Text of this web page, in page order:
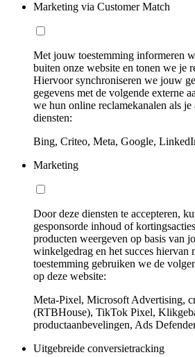
Marketing via Customer Match
Met jouw toestemming informeren
buiten onze website en tonen we je
Hiervoor synchroniseren we jouw
gegevens met de volgende externe
we hun online reclamekanalen als
diensten:
Bing, Criteo, Meta, Google,
Marketing
Door deze diensten te accepteren,
gesponsorde inhoud of
producten weergeven op basis van
winkelgedrag en het succes hiervan
toestemming gebruiken we de
op deze website:
Meta-Pixel, Microsoft Advertising,
(RTBHouse), TikTok Pixel,
productaanbevelingen, Ads
Uitgebreide conversietracking